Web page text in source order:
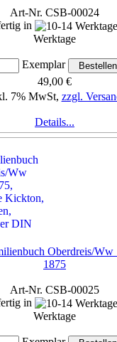
Art-Nr. CSB-00024
in
Werktage
Exemplar
49,00 €
7% MwSt, zzgl.
Details...
Oberdreis/Ww
1875
Art-Nr. CSB-00025
in
Werktage